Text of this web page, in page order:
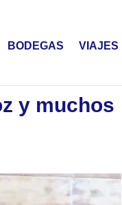
BODEGAS VIAJES
y muchos